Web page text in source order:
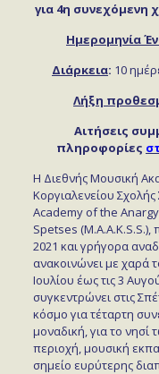
για 4η συνεχόμενη
Ημερομηνία
Διάρκεια: 10
Λήξη
Αιτήσεις
πληροφορίες
Η Διεθνής Μουσική
Κοργιαλενείου
Academy of the
Spetses
2021 και γρήγορα
ανακοινώνει με χαρά
Ιουλίου έως τις 3
συγκεντρώνει στις
κόσμο για τέταρτη
μοναδική, για το
περιοχή, μουσική
σημείο ευρύτερης